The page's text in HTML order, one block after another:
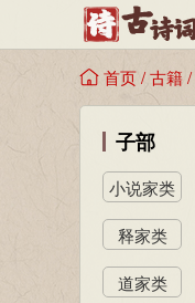
首页/古籍/
子部
小说家类
释家类
道家类